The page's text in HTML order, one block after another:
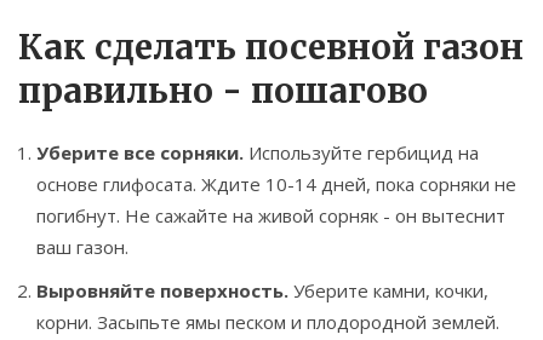
Как сделать посевной газон
правильно - пошагово
Уберите все сорняки. Используйте гербицид на
основе глифосата. Ждите 10-14 дней, пока сорняки не
погибнут. Не сажайте на живой сорняк - он вытеснит
ваш газон.
Выровняйте поверхность. Уберите камни, кочки,
корни. Засыпьте ямы песком и плодородной землей.